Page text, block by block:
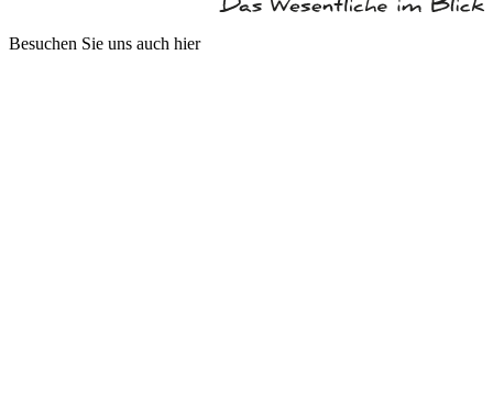
Besuchen Sie uns auch hier